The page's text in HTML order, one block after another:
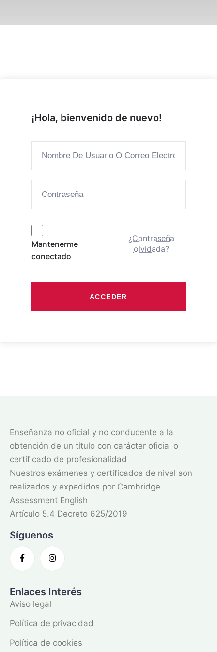
¡Hola, bienvenido de nuevo!
Mantenerme
conectado
¿Contraseña
olvidada?
ACCEDER
Enseñanza no oficial y no conducente a la
obtención de un título con carácter oficial o
certificado de profesionalidad
Nuestros exámenes y certificados de nivel son
realizados y expedidos por Cambridge
Assessment English
Artículo 5.4 Decreto 625/2019
Síguenos
Enlaces Interés
Aviso legal
Política de privacidad
Política de cookies